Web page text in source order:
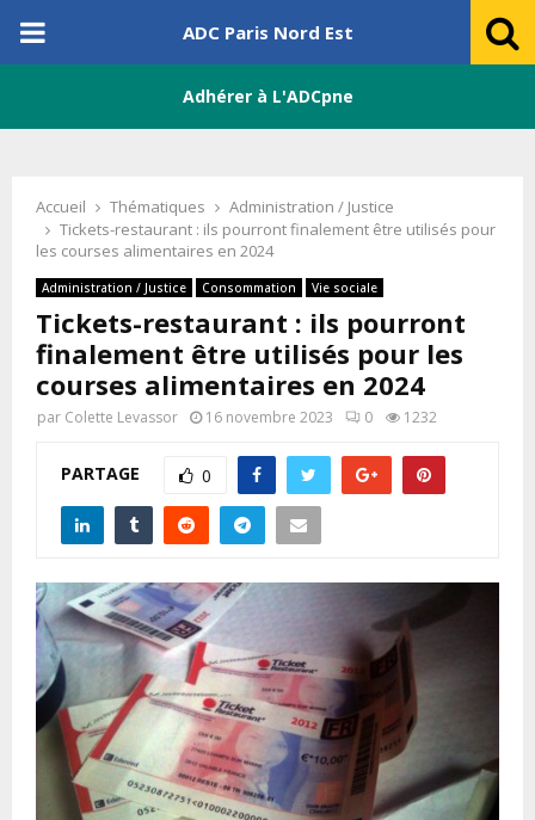
PRIMARY
ADC Paris Nord Est
Adhérer à L'ADCpne
Accueil Thématiques
Administration / Justice
Tickets-restaurant : ils pourront finalement être utilisés pour
les courses alimentaires en 2024
Administration / Justice Consommation Vie sociale
Tickets-restaurant : ils pourront
finalement être utilisés pour les
courses alimentaires en 2024
par Colette Levassor 16 novembre 2023 0 1232
PARTAGE 0